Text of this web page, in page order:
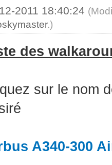
2011 18:40:24
.)
des
sur le nom
A340-300